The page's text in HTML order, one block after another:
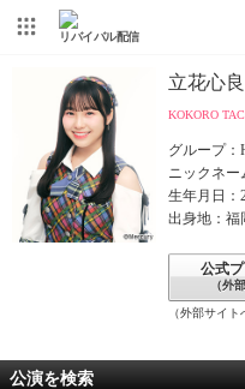
リバイバル配信
立花心良
KOKORO
グループ：
ニックネー
生年月日：
出身地：福
公式
（外
（外部サイト
公演を検索